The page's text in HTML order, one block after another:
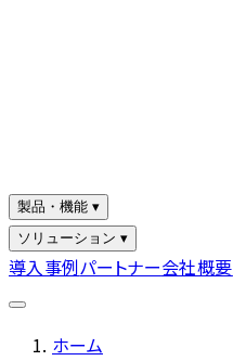
製品・機能 ▾
ソリューション ▾
導入事例パートナー会社概要
ホーム